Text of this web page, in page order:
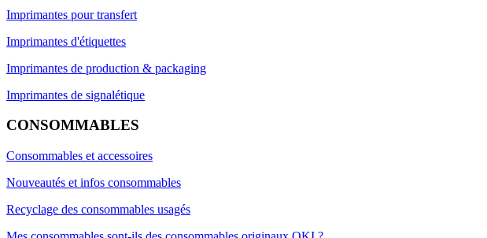
Imprimantes pour transfert
Imprimantes d'étiquettes
Imprimantes de production & packaging
Imprimantes de signalétique
CONSOMMABLES
Consommables et accessoires
Nouveautés et infos consommables
Recyclage des consommables usagés